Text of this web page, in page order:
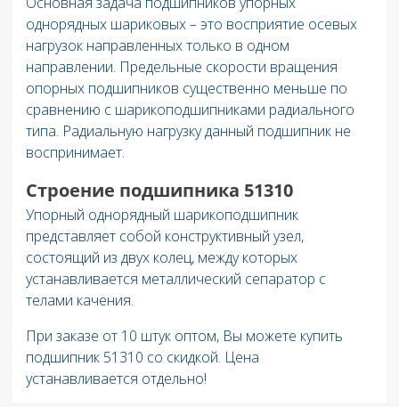
однорядных шариковых – это восприятие осевых
нагрузок направленных только в одном
направлении. Предельные скорости вращения
опорных подшипников существенно меньше по
сравнению с шарикоподшипниками радиального
типа. Радиальную нагрузку данный подшипник не
воспринимает.
Строение подшипника 51310
Упорный однорядный шарикоподшипник
представляет собой конструктивный узел,
состоящий из двух колец, между которых
устанавливается металлический сепаратор с
телами качения.
При заказе от 10 штук оптом, Вы можете купить
подшипник 51310 со скидкой. Цена
устанавливается отдельно!